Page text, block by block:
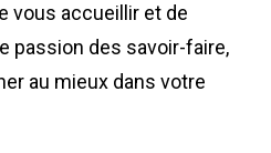
vous accueillir et de
passion des savoir-faire,
au mieux dans votre